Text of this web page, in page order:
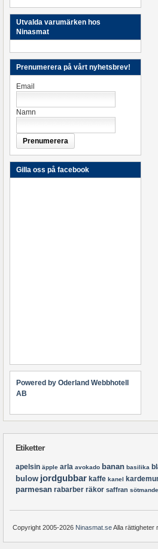
Utvalda varumärken hos
Ninasmat
Prenumerera på vårt nyhetsbrev!
Email
Namn
Gilla oss på facebook
Powered by Oderland Webbhotell
AB
Etiketter
apelsin äpple arla avokado banan basilika
bulow jordgubbar kaffe kanel
parmesan rabarber räkor saffran
Copyright 2005-2026 Ninasmat.seAlla rättigheter